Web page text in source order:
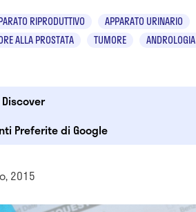
RIPRODUTTIVO
APPARATO URINARIO
ALLA PROSTATA TUMORE ANDROLOGIA
Preferite di Google
2015